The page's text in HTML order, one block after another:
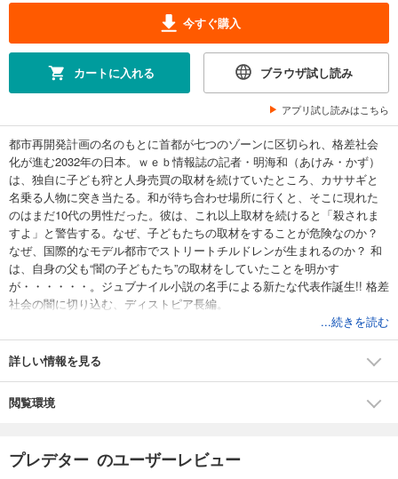
今すぐ購入
カートに入れる ブラウザ試し読み
アプリ試し読みはこちら
都市再開発計画の名のもとに首都が七つのゾーンに区切られ、格差社会
化が進む2032年の日本。ｗｅｂ情報誌の記者・明海和（あけみ・かず）
は、独自に子ども狩と人身売買の取材を続けていたところ、カササギと
名乗る人物に突き当たる。和が待ち合わせ場所に行くと、そこに現れた
のはまだ10代の男性だった。彼は、これ以上取材を続けると「殺されま
すよ」と警告する。なぜ、子どもたちの取材をすることが危険なのか？
なぜ、国際的なモデル都市でストリートチルドレンが生まれるのか？ 和
は、自身の父も“闇の子どもたち”の取材をしていたことを明かす
が・・・・・・。ジュブナイル小説の名手による新たな代表作誕生!! 格差
社会の闇に切り込む、ディストピア長編。
...続きを読む
詳しい情報を見る
閲覧環境
プレデター のユーザーレビュー